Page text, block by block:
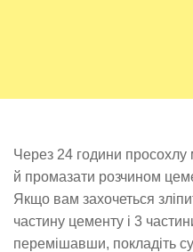
Через 24 години просохлу
й промазати розчином
Якщо вам захочеться
частину цементу і 3
перемішавши, покладіть